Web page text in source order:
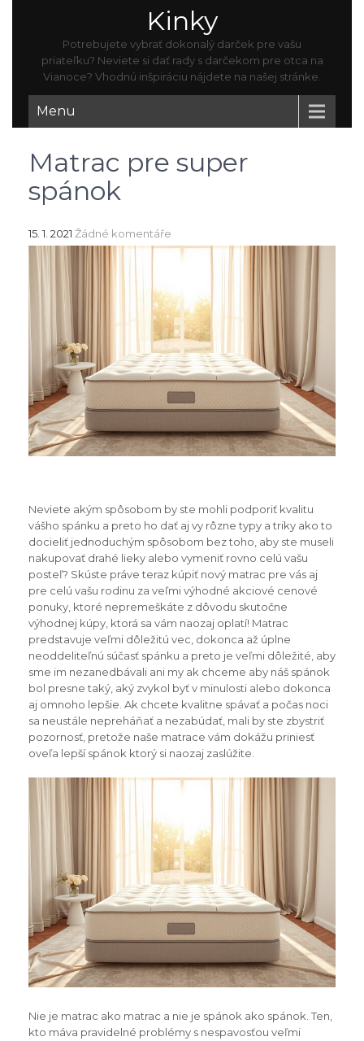
Kinky
Potrebujete vybrať dokonalý darček pre vašu
priateľku? Neviete si dať rady s darčekom pre otca na
Vianoce? Vhodnú inšpiráciu nájdete na našej stránke.
Menu
Matrac pre super
spánok
15. 1. 2021 Žádné komentáře
Neviete akým spôsobom by ste mohli podporiť kvalitu
vášho spánku a preto ho dať aj vy rôzne typy a triky ako to
docieliť jednoduchým spôsobom bez toho, aby ste museli
nakupovať drahé lieky alebo vymeniť rovno celú vašu
posteľ? Skúste práve teraz kúpiť nový matrac pre vás aj
pre celú vašu rodinu za veľmi výhodné akciové cenové
ponuky, ktoré nepremeškáte z dôvodu skutočne
výhodnej kúpy, ktorá sa vám naozaj oplatí! Matrac
predstavuje veľmi dôležitú vec, dokonca až úplne
neoddeliteľnú súčasť spánku a preto je veľmi dôležité, aby
sme im nezanedbávali ani my ak chceme aby náš spánok
bol presne taký, aký zvykol byť v minulosti alebo dokonca
aj omnoho lepšie. Ak chcete kvalitne spávať a počas noci
sa neustále nepreháňať a nezabúdať, mali by ste zbystriť
pozornosť, pretože naše matrace vám dokážu priniesť
oveľa lepší spánok ktorý si naozaj zaslúžite.
Nie je matrac ako matrac a nie je spánok ako spánok. Ten,
kto máva pravidelné problémy s nespavosťou veľmi